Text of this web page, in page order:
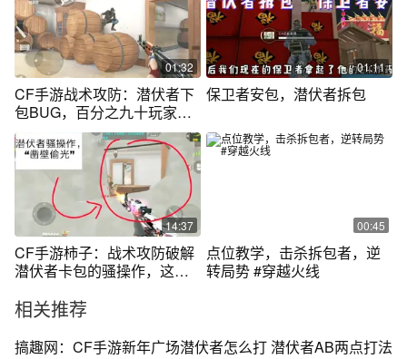
01:32
CF手游战术攻防：潜伏者下
包BUG，百分之九十玩家还
不知道吧
01:11
保卫者安包，潜伏者拆包
14:37
CF手游柿子：战术攻防破解
潜伏者卡包的骚操作，这些
00:45
点位教学，击杀拆包者，逆
转局势 #穿越火线
相关推荐
搞趣网：CF手游新年广场潜伏者怎么打 潜伏者AB两点打法